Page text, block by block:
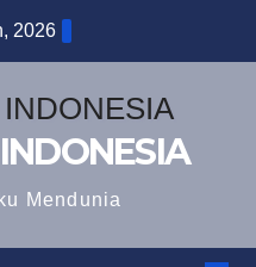
2026
Mendunia